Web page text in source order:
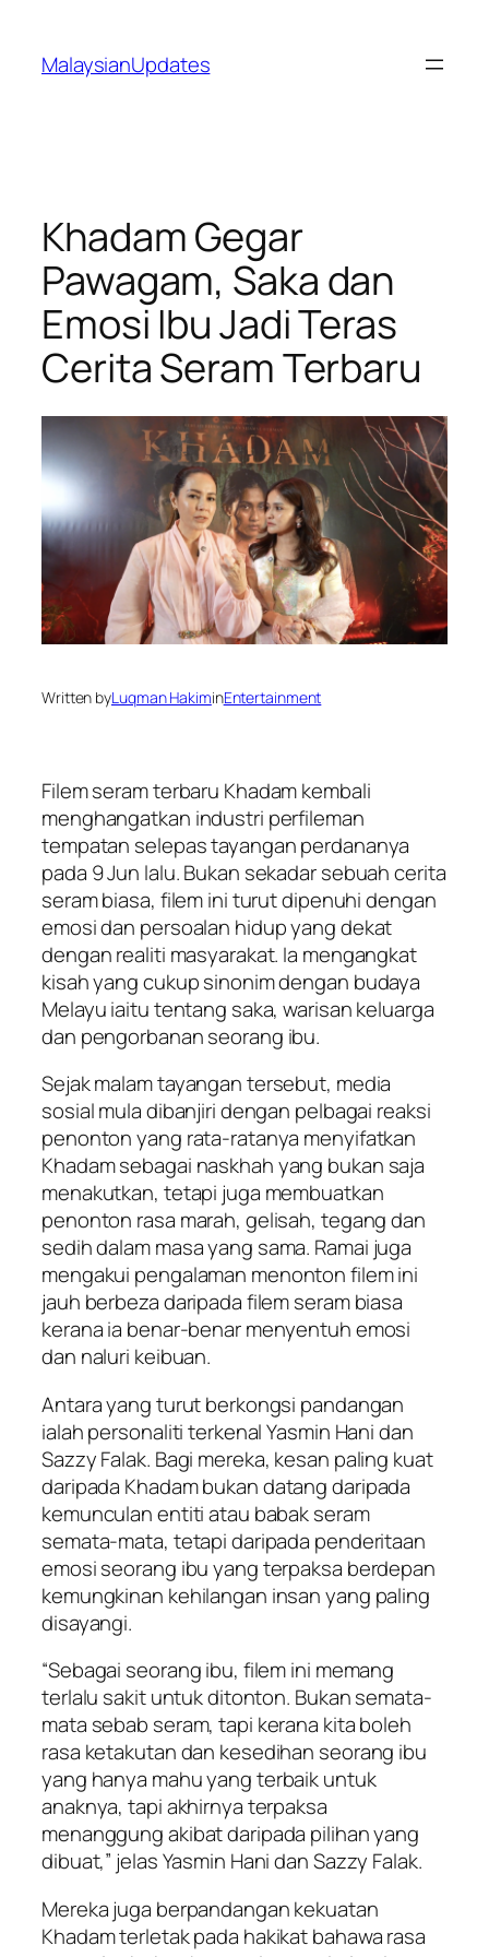
content
MalaysianUpdates
Khadam Gegar
Pawagam, Saka dan
Emosi Ibu Jadi Teras
Cerita Seram Terbaru
Written byLuqman HakiminEntertainment
Filem seram terbaru Khadam kembali
menghangatkan industri perfileman
tempatan selepas tayangan perdananya
pada 9 Jun lalu. Bukan sekadar sebuah cerita
seram biasa, filem ini turut dipenuhi dengan
emosi dan persoalan hidup yang dekat
dengan realiti masyarakat. Ia mengangkat
kisah yang cukup sinonim dengan budaya
Melayu iaitu tentang saka, warisan keluarga
dan pengorbanan seorang ibu.
Sejak malam tayangan tersebut, media
sosial mula dibanjiri dengan pelbagai reaksi
penonton yang rata-ratanya menyifatkan
Khadam sebagai naskhah yang bukan saja
menakutkan, tetapi juga membuatkan
penonton rasa marah, gelisah, tegang dan
sedih dalam masa yang sama. Ramai juga
mengakui pengalaman menonton filem ini
jauh berbeza daripada filem seram biasa
kerana ia benar-benar menyentuh emosi
dan naluri keibuan.
Antara yang turut berkongsi pandangan
ialah personaliti terkenal Yasmin Hani dan
Sazzy Falak. Bagi mereka, kesan paling kuat
daripada Khadam bukan datang daripada
kemunculan entiti atau babak seram
semata-mata, tetapi daripada penderitaan
emosi seorang ibu yang terpaksa berdepan
kemungkinan kehilangan insan yang paling
disayangi.
“Sebagai seorang ibu, filem ini memang
terlalu sakit untuk ditonton. Bukan semata-
mata sebab seram, tapi kerana kita boleh
rasa ketakutan dan kesedihan seorang ibu
yang hanya mahu yang terbaik untuk
anaknya, tapi akhirnya terpaksa
menanggung akibat daripada pilihan yang
dibuat,” jelas Yasmin Hani dan Sazzy Falak.
Mereka juga berpandangan kekuatan
Khadam terletak pada hakikat bahawa rasa